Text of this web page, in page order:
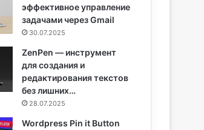
эффективное управление
задачами через Gmail
30.07.2025
ZenPen — инструмент
для создания и
редактирования текстов
без лишних…
28.07.2025
Wordpress Pin it Button